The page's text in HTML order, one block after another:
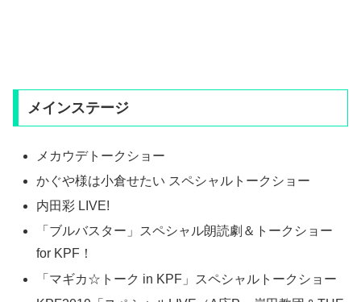
メインステージ
メカウデトークショー
かぐや様は小倉せたい スペシャルトークショー
内田彩 LIVE!
「ブルバスター」スペシャル朗読劇＆トークショー
for KPF！
「マギカ☆トーク in KPF」スペシャルトークショー